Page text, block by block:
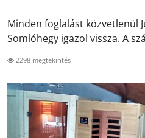
Minden foglalást közvetlenül
Somlóhegy igazol vissza. A
2298 megtekintés